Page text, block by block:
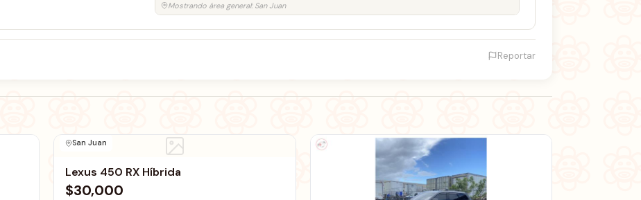
Mostrando área general: San Juan
Reportar
San Juan
Lexus 450 RX Híbrida
$30,000